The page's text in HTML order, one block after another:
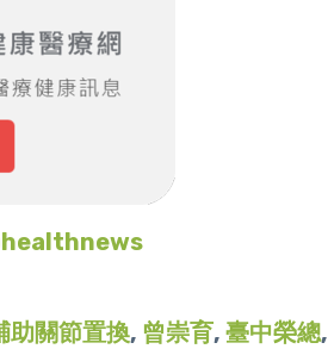
助關節置換, 曾崇育, 臺中榮總,